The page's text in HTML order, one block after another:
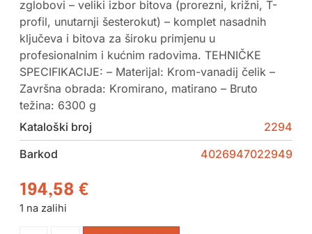
zglobovi – veliki izbor bitova (prorezni, križni, T-
profil, unutarnji šesterokut) – komplet nasadnih
ključeva i bitova za široku primjenu u
profesionalnim i kućnim radovima. TEHNIČKE
SPECIFIKACIJE: – Materijal: Krom-vanadij čelik –
Završna obrada: Kromirano, matirano – Bruto
težina: 6300 g
Kataloški broj
2294
Barkod
4026947022949
194,58 €
1 na zalihi